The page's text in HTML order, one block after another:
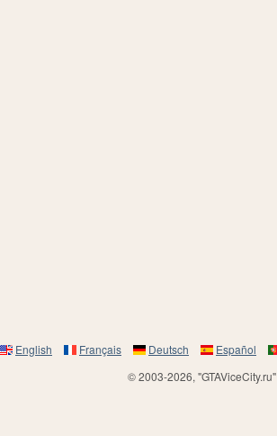
English Français Deutsch Español
© 2003-2026, "GTAViceCity.ru"